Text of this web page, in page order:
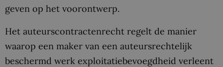
geven op het voorontwerp.
Het auteurscontractenrecht regelt de manier
waarop een maker van een auteursrechtelijk
beschermd werk exploitatiebevoegdheid verleent